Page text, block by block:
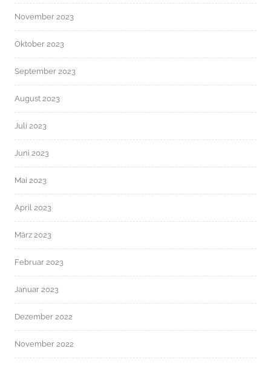
November 2023
Oktober 2023
September 2023
August 2023
Juli 2023
Juni 2023
Mai 2023
April 2023
März 2023
Februar 2023
Januar 2023
Dezember 2022
November 2022